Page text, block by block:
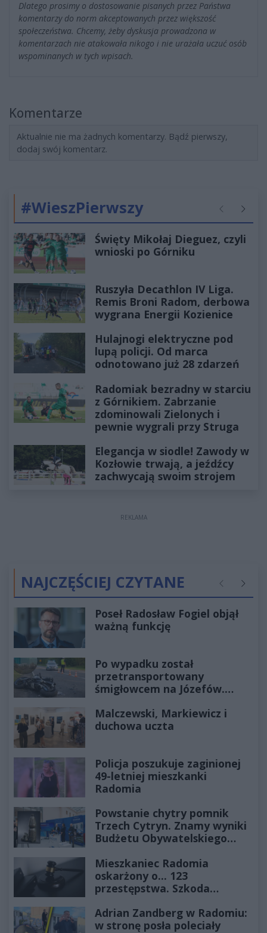
Dlatego prosimy o dostosowanie pisanych przez Państwa
komentarzy do norm akceptowanych przez większość
społeczeństwa. Chcemy, żeby dyskusja prowadzona w
komentarzach nie atakowała nikogo i nie urażała uczuć osób
wspominanych w tych wpisach.
Komentarze
Aktualnie nie ma żadnych komentarzy. Bądź pierwszy,
dodaj swój komentarz.
#WieszPierwszy Poprzednie
Święty Mikołaj Dieguez, czyli
wnioski po Górniku
Ruszyła Decathlon IV Liga.
Remis Broni Radom, derbowa
wygrana Energii Kozienice
Hulajnogi elektryczne pod
lupą policji. Od marca
odnotowano już 28 zdarzeń
Radomiak bezradny w starciu
z Górnikiem. Zabrzanie
zdominowali Zielonych i
pewnie wygrali przy Struga
Elegancja w siodle! Zawody w
Kozłowie trwają, a jeźdźcy
zachwycają swoim strojem
REKLAMA
NAJCZĘŚCIEJ CZYTANE Poprzednie
Poseł Radosław Fogiel objął
ważną funkcję
Po wypadku został
przetransportowany
śmigłowcem na Józefów.
Malczewski, Markiewicz i
duchowa uczta
Policja poszukuje zaginionej
49-letniej mieszkanki
Radomia
Powstanie chytry pomnik
Trzech Cytryn. Znamy wyniki
Budżetu Obywatelskiego
Mieszkaniec Radomia
oskarżony o... 123
przestępstwa. Szkoda
złotych
Adrian Zandberg w Radomiu:
w stronę posła poleciały